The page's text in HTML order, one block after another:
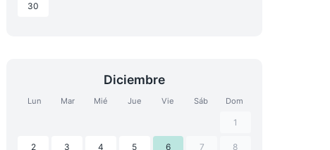
30
Diciembre
Lun Mar Mié Jue Vie Sáb Dom
1
2 3 4 5 6 7 8